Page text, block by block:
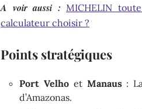
A voir aussi : MICHELIN
calculateur choisir ?
Points stratégiques
Port Velhoet Manaus: La
d’Amazonas.